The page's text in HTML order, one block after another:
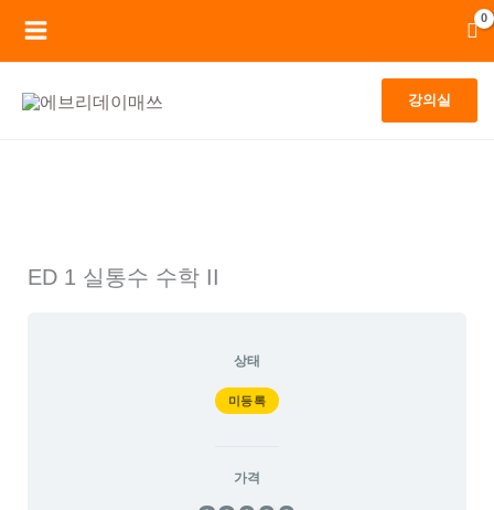
Main
Menu
강의실
ED 1 실통수 수학 II
상태
미등록
가격